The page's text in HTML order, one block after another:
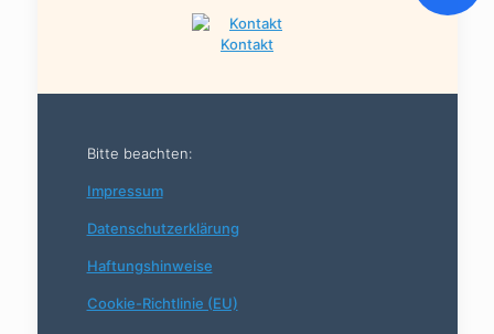
Kontakt
Bitte beachten:
Impressum
Datenschutzerklärung
Haftungshinweise
Cookie-Richtlinie (EU)